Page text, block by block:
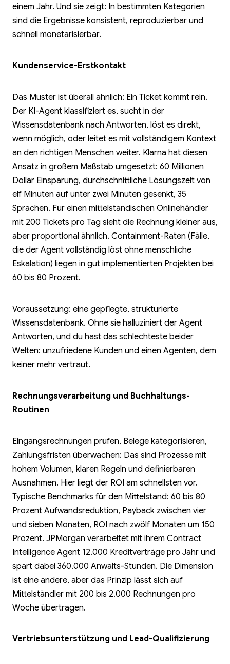
einem Jahr. Und sie zeigt: In bestimmten Kategorien
sind die Ergebnisse konsistent, reproduzierbar und
schnell monetarisierbar.
Kundenservice-Erstkontakt
Das Muster ist überall ähnlich: Ein Ticket kommt rein.
Der KI-Agent klassifiziert es, sucht in der
Wissensdatenbank nach Antworten, löst es direkt,
wenn möglich, oder leitet es mit vollständigem Kontext
an den richtigen Menschen weiter. Klarna hat diesen
Ansatz in großem Maßstab umgesetzt: 60 Millionen
Dollar Einsparung, durchschnittliche Lösungszeit von
elf Minuten auf unter zwei Minuten gesenkt, 35
Sprachen. Für einen mittelständischen Onlinehändler
mit 200 Tickets pro Tag sieht die Rechnung kleiner aus,
aber proportional ähnlich. Containment-Raten (Fälle,
die der Agent vollständig löst ohne menschliche
Eskalation) liegen in gut implementierten Projekten bei
60 bis 80 Prozent.
Voraussetzung: eine gepflegte, strukturierte
Wissensdatenbank. Ohne sie halluziniert der Agent
Antworten, und du hast das schlechteste beider
Welten: unzufriedene Kunden und einen Agenten, dem
keiner mehr vertraut.
Rechnungsverarbeitung und Buchhaltungs-
Routinen
Eingangsrechnungen prüfen, Belege kategorisieren,
Zahlungsfristen überwachen: Das sind Prozesse mit
hohem Volumen, klaren Regeln und definierbaren
Ausnahmen. Hier liegt der ROI am schnellsten vor.
Typische Benchmarks für den Mittelstand: 60 bis 80
Prozent Aufwandsreduktion, Payback zwischen vier
und sieben Monaten, ROI nach zwölf Monaten um 150
Prozent. JPMorgan verarbeitet mit ihrem Contract
Intelligence Agent 12.000 Kreditverträge pro Jahr und
spart dabei 360.000 Anwalts-Stunden. Die Dimension
ist eine andere, aber das Prinzip lässt sich auf
Mittelständler mit 200 bis 2.000 Rechnungen pro
Woche übertragen.
Vertriebsunterstützung und Lead-Qualifizierung